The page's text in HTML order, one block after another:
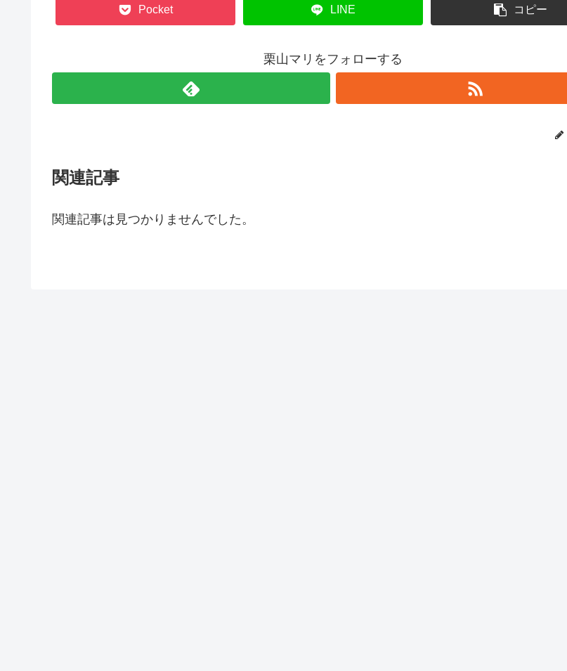
Pocket LINE コピー
栗山マリをフォローする
関連記事
関連記事は見つかりませんでした。